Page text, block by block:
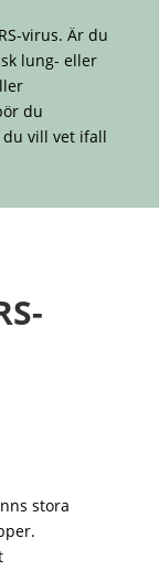
virus. Är du
lung- eller
du
du vill vet ifall
stora